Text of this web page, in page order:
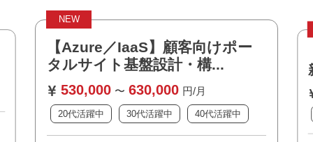
NEW
【Azure／IaaS】顧客向けポー
タルサイト基盤設計・構...
530,000 〜 630,000 円/月
20代活躍中 30代活躍中 40代活躍中